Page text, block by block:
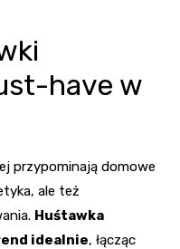
have w
przypominają domowe
ale też
Huśtawka
idealnie, łącząc